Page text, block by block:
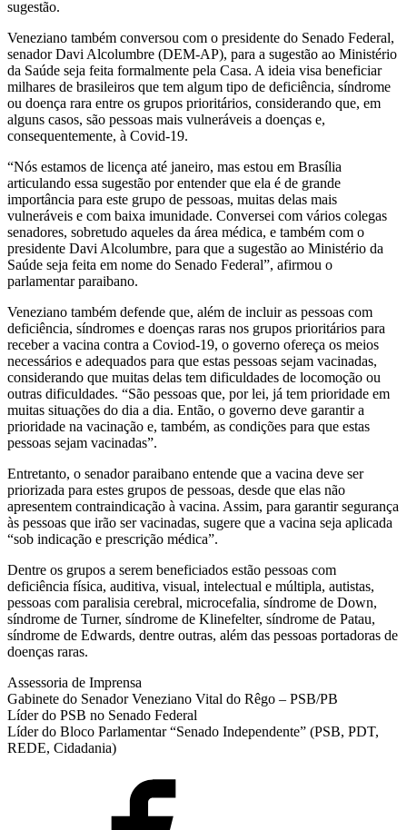
sugestão.
Veneziano também conversou com o presidente do Senado Federal,
senador Davi Alcolumbre (DEM-AP), para a sugestão ao Ministério
da Saúde seja feita formalmente pela Casa. A ideia visa beneficiar
milhares de brasileiros que tem algum tipo de deficiência, síndrome
ou doença rara entre os grupos prioritários, considerando que, em
alguns casos, são pessoas mais vulneráveis a doenças e,
consequentemente, à Covid-19.
“Nós estamos de licença até janeiro, mas estou em Brasília
articulando essa sugestão por entender que ela é de grande
importância para este grupo de pessoas, muitas delas mais
vulneráveis e com baixa imunidade. Conversei com vários colegas
senadores, sobretudo aqueles da área médica, e também com o
presidente Davi Alcolumbre, para que a sugestão ao Ministério da
Saúde seja feita em nome do Senado Federal”, afirmou o
parlamentar paraibano.
Veneziano também defende que, além de incluir as pessoas com
deficiência, síndromes e doenças raras nos grupos prioritários para
receber a vacina contra a Coviod-19, o governo ofereça os meios
necessários e adequados para que estas pessoas sejam vacinadas,
considerando que muitas delas tem dificuldades de locomoção ou
outras dificuldades. “São pessoas que, por lei, já tem prioridade em
muitas situações do dia a dia. Então, o governo deve garantir a
prioridade na vacinação e, também, as condições para que estas
pessoas sejam vacinadas”.
Entretanto, o senador paraibano entende que a vacina deve ser
priorizada para estes grupos de pessoas, desde que elas não
apresentem contraindicação à vacina. Assim, para garantir segurança
às pessoas que irão ser vacinadas, sugere que a vacina seja aplicada
“sob indicação e prescrição médica”.
Dentre os grupos a serem beneficiados estão pessoas com
deficiência física, auditiva, visual, intelectual e múltipla, autistas,
pessoas com paralisia cerebral, microcefalia, síndrome de Down,
síndrome de Turner, síndrome de Klinefelter, síndrome de Patau,
síndrome de Edwards, dentre outras, além das pessoas portadoras de
doenças raras.
Assessoria de Imprensa
Gabinete do Senador Veneziano Vital do Rêgo – PSB/PB
Líder do PSB no Senado Federal
Líder do Bloco Parlamentar “Senado Independente” (PSB, PDT,
REDE, Cidadania)